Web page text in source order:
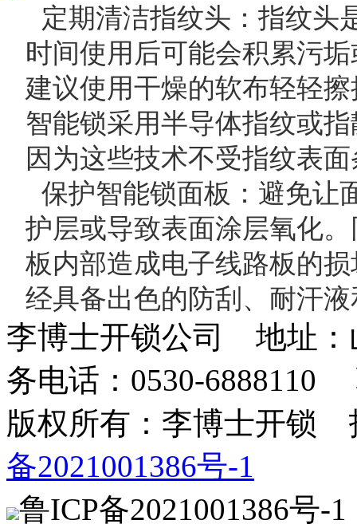
定期清洁指纹头 ：‌指纹头
时间使用后可能会积累污
建议使用干燥的软布轻轻
智能锁采用半导体指纹或
因为这些技术不受指纹表
保护智能锁面板 ：‌避免
护层或导致表面涂层氧化
板内部造成电子线路板的
经具备出色的防刮、‌耐汗
李博士开锁公司 地址
务电话：0530-6888110
版权所有：李博士开
备2021001386号-1
鲁ICP备2021001386号-1